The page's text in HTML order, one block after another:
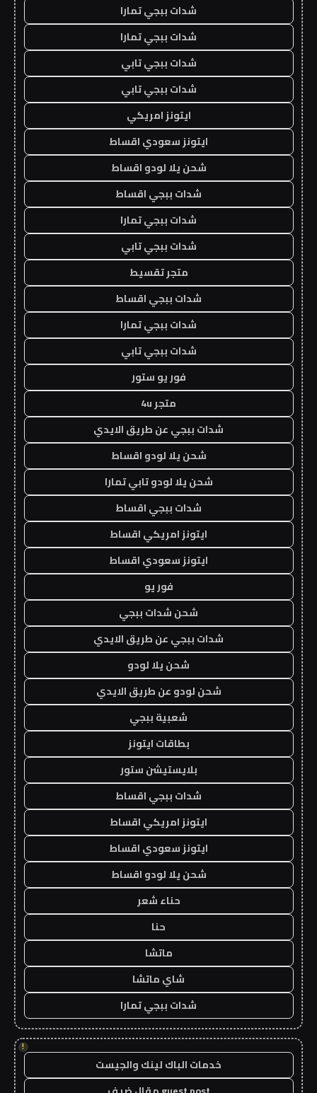
شدات ببجي تمارا
شدات ببجي تمارا
شدات ببجي تابي
شدات ببجي تابي
ايتونز امريكي
ايتونز سعودي اقساط
شحن يلا لودو اقساط
شدات ببجي اقساط
شدات ببجي تمارا
شدات ببجي تابي
متجر تقسيط
شدات ببجي اقساط
شدات ببجي تمارا
شدات ببجي تابي
فور يو ستور
متجر 4u
شدات ببجي عن طريق الايدي
شحن يلا لودو اقساط
شحن يلا لودو تابي تمارا
شدات ببجي اقساط
ايتونز امريكي اقساط
ايتونز سعودي اقساط
فور يو
شحن شدات ببجي
شدات ببجي عن طريق الايدي
شحن يلا لودو
شحن لودو عن طريق الايدي
شعبية ببجي
بطاقات ايتونز
بلايستيشن ستور
شدات ببجي اقساط
ايتونز امريكي اقساط
ايتونز سعودي اقساط
شحن يلا لودو اقساط
حناء شعر
حنا
ماتشا
شاي ماتشا
شدات ببجي تمارا
!
خدمات الباك لينك والجيست